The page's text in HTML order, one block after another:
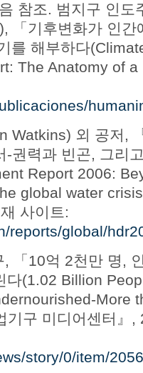
참조. 범지구 인도
「기후변화가 인간
를 해부하다
The Anatomy of
Watkins) 외 공저,
-권력과 빈곤, 그리
Report 2006:
global water
사이트:
reports/global/
「10억 2천만 명,
다(1.02 Billion
More
기구 미디어센터』,
story/0/item/